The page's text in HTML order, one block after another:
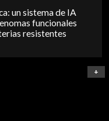
un sistema de IA
funcionales
resistentes
+